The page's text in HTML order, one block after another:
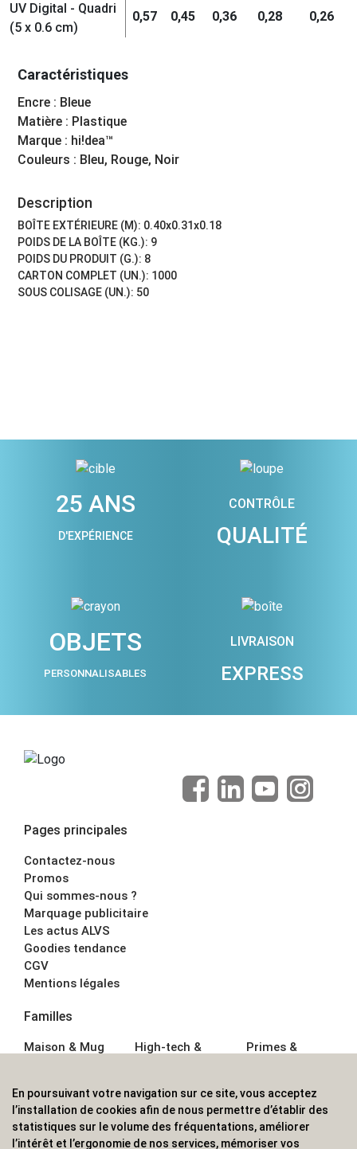
UV Digital - Quadri
(5 x 0.6 cm)
0,57 0,45 0,36 0,28 0,26
Caractéristiques
Encre : Bleue
Matière : Plastique
Marque : hi!dea™
Couleurs : Bleu, Rouge, Noir
Description
BOÎTE EXTÉRIEURE (M): 0.40x0.31x0.18
POIDS DE LA BOÎTE (KG.): 9
POIDS DU PRODUIT (G.): 8
CARTON COMPLET (UN.): 1000
SOUS COLISAGE (UN.): 50
25 ANS
D'EXPÉRIENCE
CONTRÔLE
QUALITÉ
OBJETS
PERSONNALISABLES
LIVRAISON
EXPRESS
Pages principales
Contactez-nous
Promos
Qui sommes-nous ?
Marquage publicitaire
Les actus ALVS
Goodies tendance
CGV
Mentions légales
Familles
Maison & Mug
Écriture
Bagagerie sacs
High-tech &
Sport &
Outdoor
Enfant
Primes &
Boisson
Textile &
Casquette
En poursuivant votre navigation sur ce site, vous acceptez
l’installation de cookies afin de nous permettre d’établir des
statistiques sur le volume des fréquentations, améliorer
l’intérêt et l’ergonomie de nos services, mémoriser vos